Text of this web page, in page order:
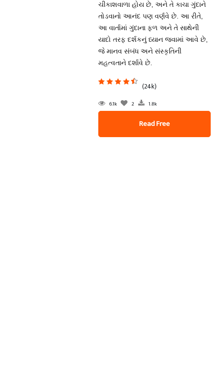
ચીકાશવાળા હોય છે, અને તે કાચા ગુંદાને
તોડવાનો આનંદ પણ વર્ણવે છે. આ રીતે,
આ વાર્તામાં ગુંદાના ફળ અને તે સાથેની
યાદો તરફ દર્શકનું ધ્યાન જવામાં આવે છે,
જે માનવ સંબંધ અને સંસ્કૃતિની
મહત્વતાને દર્શાવે છે.
(24k)
6.1k 2 1.8k
Read Free